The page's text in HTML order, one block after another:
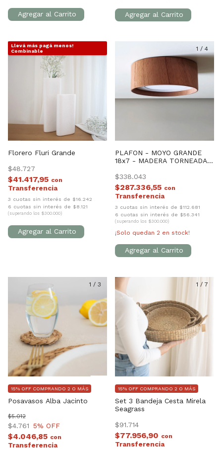
Llevá más pagá menos!
Combinable
Florero Fluri Grande
$48.727
$41.417,95 con
3 cuotas sin interés de $16.242
6 cuotas sin interés de $8.121
(superando los $300.000)
1 / 4
PLAFON - MOYO GRANDE
18x7 - MADERA TORNEADA
$338.043
$287.336,55 con
3 cuotas sin interés de $112.681
6 cuotas sin interés de $56.341
(superando los $300.000)
¡Solo quedan 2 en stock!
1 / 3
Posavasos Alba Jacinto
$4.761
$5.012
5% OFF
15% OFF COMPRANDO 2 O MÁS
$4.046,85 con
1 / 7
Set 3 Bandeja Cesta Mirela
Seagrass
$91.714
15% OFF COMPRANDO 2 O MÁS
$77.956,90 con